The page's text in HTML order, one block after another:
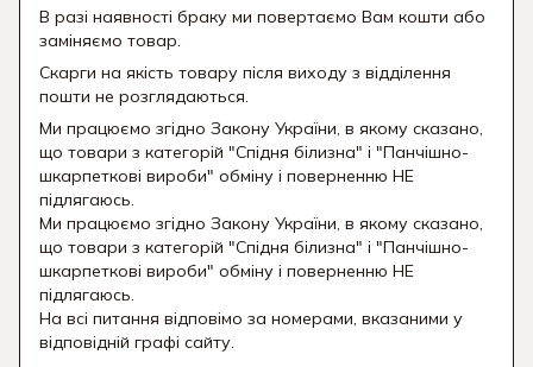
В разі наявності браку ми повертаємо Вам кошти або
заміняємо товар.
Скарги на якість товару після виходу з відділення
пошти не розглядаються.
Ми працюємо згідно Закону України, в якому сказано,
що товари з категорій "Спідня білизна" і "Панчішно-
шкарпеткові вироби" обміну і поверненню НЕ
підлягаюсь.
Ми працюємо згідно Закону України, в якому сказано,
що товари з категорій "Спідня білизна" і "Панчішно-
шкарпеткові вироби" обміну і поверненню НЕ
підлягаюсь.
На всі питання відповімо за номерами, вказаними у
відповідній графі сайту.